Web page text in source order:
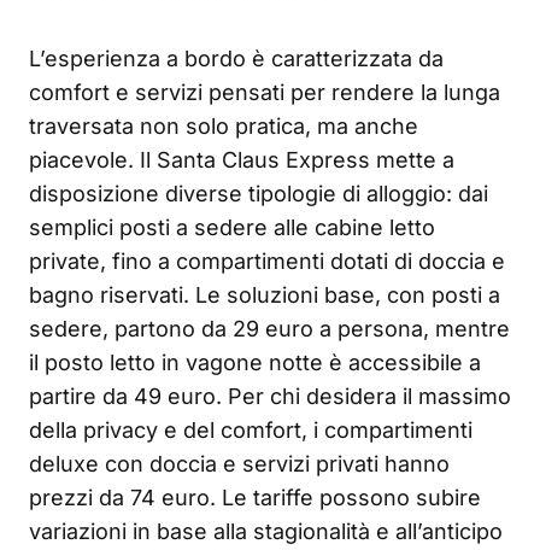
L’esperienza a bordo è caratterizzata da
comfort e servizi pensati per rendere la lunga
traversata non solo pratica, ma anche
piacevole. Il Santa Claus Express mette a
disposizione diverse tipologie di alloggio: dai
semplici posti a sedere alle cabine letto
private, fino a compartimenti dotati di doccia e
bagno riservati. Le soluzioni base, con posti a
sedere, partono da 29 euro a persona, mentre
il posto letto in vagone notte è accessibile a
partire da 49 euro. Per chi desidera il massimo
della privacy e del comfort, i compartimenti
deluxe con doccia e servizi privati hanno
prezzi da 74 euro. Le tariffe possono subire
variazioni in base alla stagionalità e all’anticipo